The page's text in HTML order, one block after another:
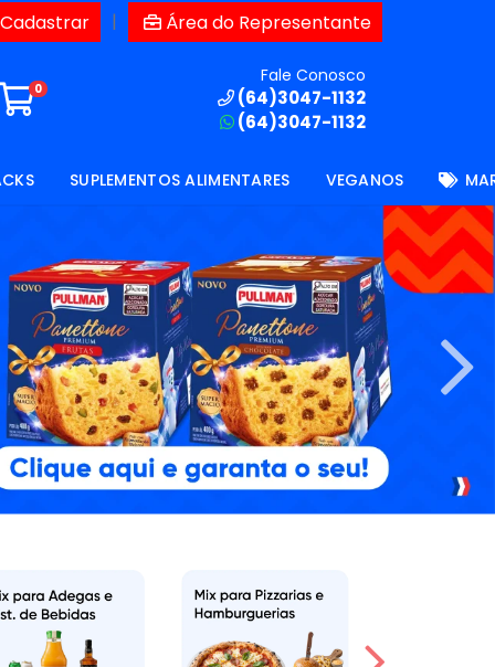
| Área do Representante
0
Fale Conosco
(64)3047-1132
(64)3047-1132
SUPLEMENTOS ALIMENTARES VEGANOS